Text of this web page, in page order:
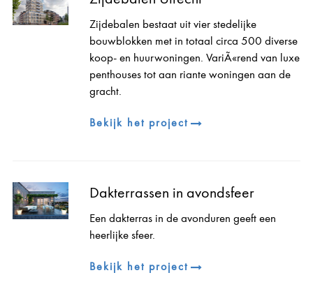
Zijdebalen bestaat uit vier stedelijke
bouwblokken met in totaal circa 500 diverse
koop- en huurwoningen. VariÃ«rend van luxe
penthouses tot aan riante woningen aan de
gracht.
Bekijk het project
Dakterrassen in avondsfeer
Een dakterras in de avonduren geeft een
heerlijke sfeer.
Bekijk het project